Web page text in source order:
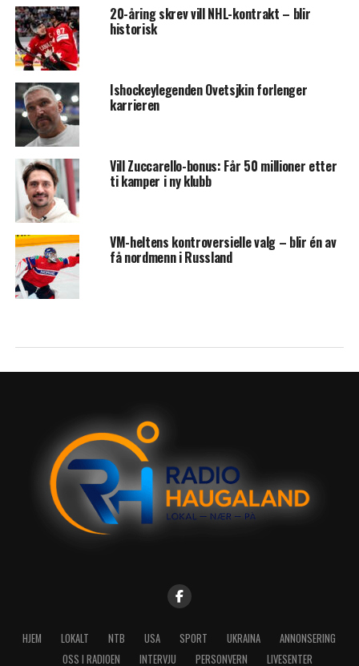
20-åring skrev vill NHL-kontrakt – blir
historisk
Ishockeylegenden Ovetsjkin forlenger
karrieren
Vill Zuccarello-bonus: Får 50 millioner etter
ti kamper i ny klubb
VM-heltens kontroversielle valg – blir én av
få nordmenn i Russland
HJEM LOKALT NTB USA SPORT UKRAINA
ANNONSERING
OSS I RADIOEN
INTERVJU PERSONVERN LIVESENTER